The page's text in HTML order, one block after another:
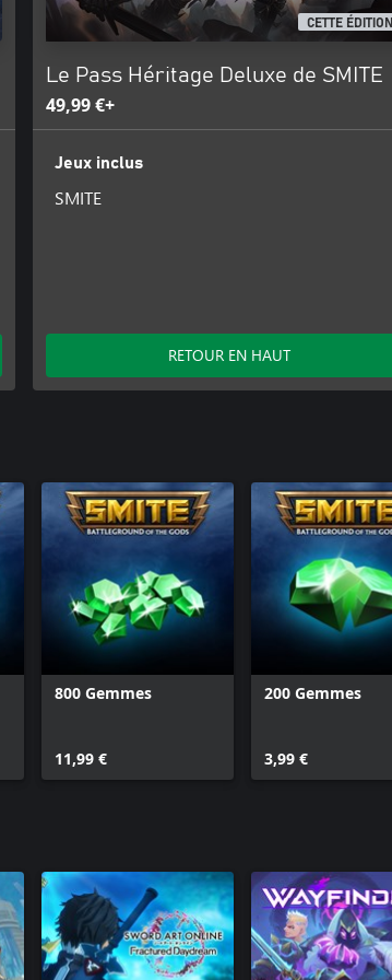
CETTE ÉDITION
Le Pass Héritage Deluxe de SMITE
49,99 €+
Jeux inclus
SMITE
RETOUR EN HAUT
800 Gemmes
11,99 €
200 Gemmes
3,99 €